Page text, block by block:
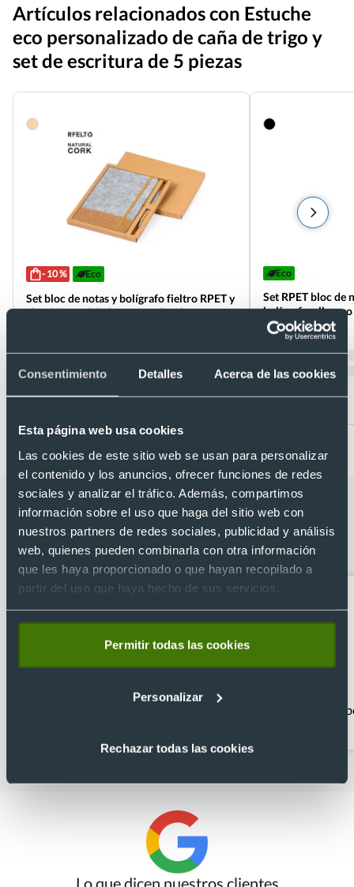
Consentimiento Detalles Acerca de las cookies
Esta página web usa cookies
Las cookies de este sitio web se usan para personalizar
el contenido y los anuncios, ofrecer funciones de redes
sociales y analizar el tráfico. Además, compartimos
información sobre el uso que haga del sitio web con
nuestros partners de redes sociales, publicidad y análisis
web, quienes pueden combinarla con otra información
que les haya proporcionado o que hayan recopilado a
partir del uso que haya hecho de sus servicios.
Permitir todas las cookies
Personalizar
Rechazar todas las cookies
Artículos relacionados con Estuche
eco personalizado de caña de trigo y
set de escritura de 5 piezas
- 10 % Eco
Set bloc de notas y bolígrafo fieltro RPET y
aluminio reciclado personalizado
Eco
Set RPET bloc de
bolígrafo y
Ref. 8821737
Recíbelo
Categorías relacionadas con Estuche
eco personalizado de caña de trigo y
set de escritura de 5 piezas
Lo que dicen nuestros clientes